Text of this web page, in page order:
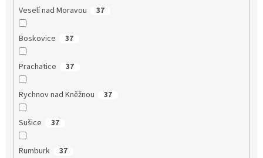
Veselí nad Moravou 37
Boskovice 37
Prachatice 37
Rychnov nad Kněžnou 37
Sušice 37
Rumburk 37